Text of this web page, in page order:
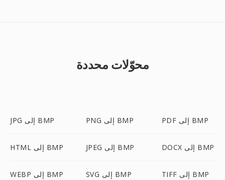
محوّلات محددة
JPG إلى BMP PNG إلى BMP PDF إلى BMP
HTML إلى BMP JPEG إلى BMP DOCX إلى BMP
WEBP إلى BMP SVG إلى BMP TIFF إلى BMP